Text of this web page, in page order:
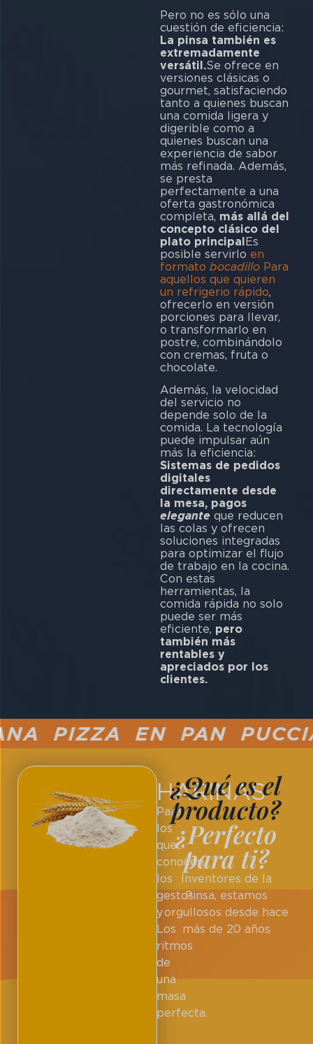
Pero no es sólo una
cuestión de eficiencia:
La pinsa también es
extremadamente
versátil.Se ofrece en
versiones clásicas o
gourmet, satisfaciendo
tanto a quienes buscan
una comida ligera y
digerible como a
quienes buscan una
experiencia de sabor
más refinada. Además,
se presta
perfectamente a una
oferta gastronómica
completa, más allá del
concepto clásico del
plato principalEs
posible servirlo en
formato bocadilloPara
aquellos que quieren
un refrigerio rápido,
ofrecerlo en versión
porciones para llevar,
o transformarlo en
postre, combinándolo
con cremas, fruta o
chocolate.
Además, la velocidad
del servicio no
depende solo de la
comida. La tecnología
puede impulsar aún
más la eficiencia:
Sistemas de pedidos
digitales
directamente desde
la mesa, pagos
eleganteque reducen
las colas y ofrecen
soluciones integradas
para optimizar el flujo
de trabajo en la cocina.
Con estas
herramientas, la
comida rápida no solo
puede ser más
eficiente, pero
también más
rentables y
apreciados por los
clientes.
PIZZA EN PAN PUCCIA
HARINAS
Para
los
que
conocen
los
gestos
y
Los
ritmos
de
una
masa
perfecta.
¿Qué es el
producto?
¿Perfecto
para ti?
Inventores de la
Pinsa, estamos
orgullosos desde hace
más de 20 años